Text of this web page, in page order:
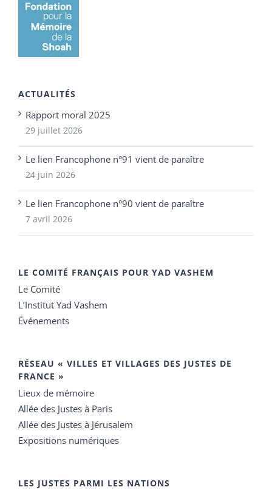
ACTUALITÉS
Rapport moral 2025
29 juillet 2026
Le lien Francophone n°91 vient de paraître
24 juin 2026
Le lien Francophone n°90 vient de paraître
7 avril 2026
LE COMITÉ FRANÇAIS POUR YAD VASHEM
Le Comité
L’Institut Yad Vashem
Événements
RÉSEAU « VILLES ET VILLAGES DES JUSTES DE
FRANCE »
Lieux de mémoire
Allée des Justes à Paris
Allée des Justes à Jérusalem
Expositions numériques
LES JUSTES PARMI LES NATIONS